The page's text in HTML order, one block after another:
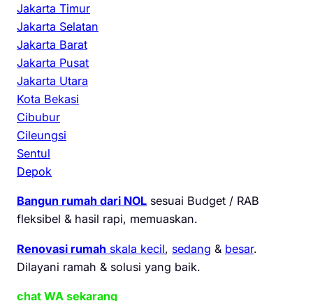
Jakarta Timur
Jakarta Selatan
Jakarta Barat
Jakarta Pusat
Jakarta Utara
Kota Bekasi
Cibubur
Cileungsi
Sentul
Depok
Bangun rumah dari NOL sesuai Budget / RAB
fleksibel & hasil rapi, memuaskan.
Renovasi rumah skala kecil, sedang & besar.
Dilayani ramah & solusi yang baik.
chat WA sekarang